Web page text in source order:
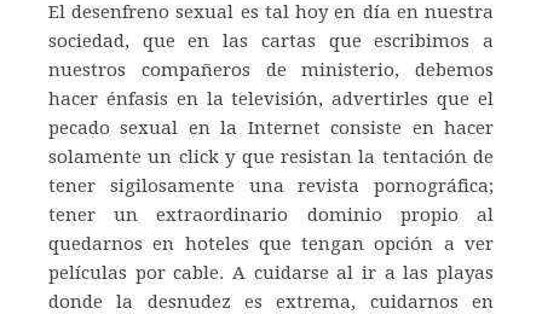
El desenfreno sexual es tal hoy en día en nuestra
sociedad, que en las cartas que escribimos a
nuestros compañeros de ministerio, debemos
hacer énfasis en la televisión, advertirles que el
pecado sexual en la Internet consiste en hacer
solamente un click y que resistan la tentación de
tener sigilosamente una revista pornográfica;
tener un extraordinario dominio propio al
quedarnos en hoteles que tengan opción a ver
películas por cable. A cuidarse al ir a las playas
donde la desnudez es extrema, cuidarnos en